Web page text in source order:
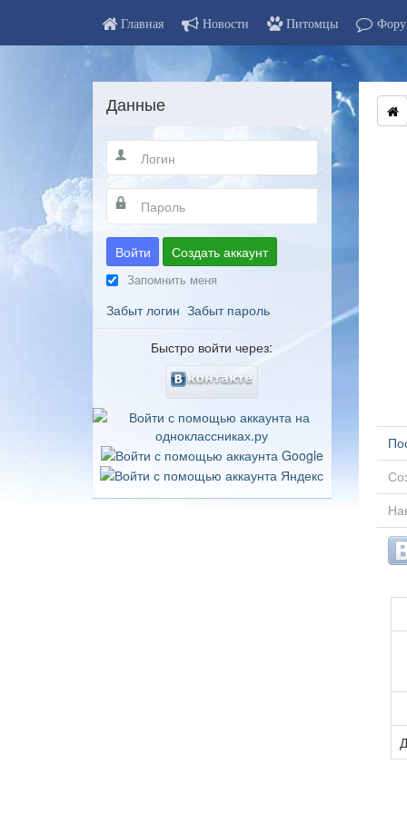
Главная Новости Питомцы
Данные
Войти Создать аккаунт
Запомнить меня
Забыт логин Забыт пароль
Быстро войти через: